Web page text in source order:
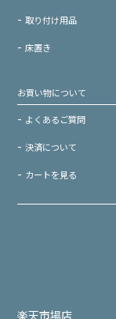
取り付け用品
床置き
お買い物について
よくあるご質問
決済について
カートを見る
楽天市場店